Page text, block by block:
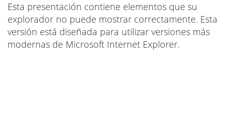
Esta presentación contiene elementos que su
explorador no puede mostrar correctamente. Esta
versión está diseñada para utilizar versiones más
modernas de Microsoft Internet Explorer.